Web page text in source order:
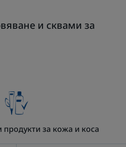
и сквами за
за кожа и коса